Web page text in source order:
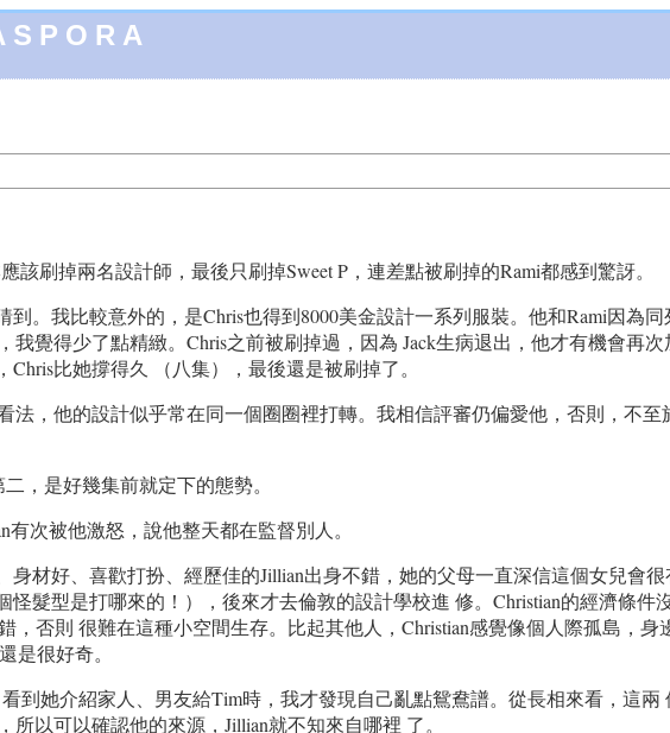
刷掉兩名設計師，最後只刷掉Sweet P，連差點被刷掉的Rami都感到驚訝。
。我比較意外的，是Chris也得到8000美金設計一系列服裝。他和Rami因為
覺得少了點精緻。Chris之前被刷掉過，因為 Jack生病退出，他才有機會再
比她撐得久 （八集），最後還是被刷掉了。
，他的設計似乎常在同一個圈圈裡打轉。我相信評審仍偏愛他，否則，不
，是好幾集前就定下的態勢。
次被他激怒，說他整天都在監督別人。
材好、喜歡打扮、經歷佳的Jillian出身不錯，她的父母一直深信這個女兒會
髮型是打哪來的！），後來才去倫敦的設計學校進 修。Christian的經濟條件
，否則 很難在這種小空間生存。比起其他人，Christian感覺像個人際孤島，
是很好奇。
到她介紹家人、男友給Tim時，我才發現自己亂點鴛鴦譜。從長相來看，這
以可以確認他的來源，Jillian就不知來自哪裡 了。